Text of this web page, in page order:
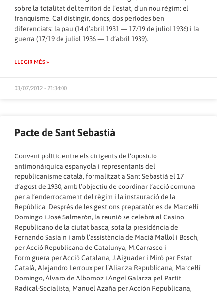
sobre la totalitat del territori de l’estat, d’un nou règim: el
franquisme. Cal distingir, doncs, dos períodes ben
diferenciats: la pau (14 d’abril 1931 — 17/19 de juliol 1936) i la
guerra (17/19 de juliol 1936 — 1 d’abril 1939).
LLEGIR MÉS »
03/07/2012 - 21:34:00
Pacte de Sant Sebastià
Conveni polític entre els dirigents de l’oposició
antimonàrquica espanyola i representants del
republicanisme català, formalitzat a Sant Sebastià el 17
d’agost de 1930, amb l’objectiu de coordinar l’acció comuna
per a l’enderrocament del règim i la instauració de la
República. Després de les gestions preparatòries de Marcel·lí
Domingo i José Salmerón, la reunió se celebrà al Casino
Republicano de la ciutat basca, sota la presidència de
Fernando Sasiaín i amb l’assistència de Macià Mallol i Bosch,
per Acció Republicana de Catalunya, M.Carrasco i
Formiguera per Acció Catalana, J.Aiguader i Miró per Estat
Català, Alejandro Lerroux per l’Alianza Republicana, Marcel·lí
Domingo, Álvaro de Albornoz i Ángel Galarza pel Partit
Radical-Socialista, Manuel Azaña per Acción Republicana,